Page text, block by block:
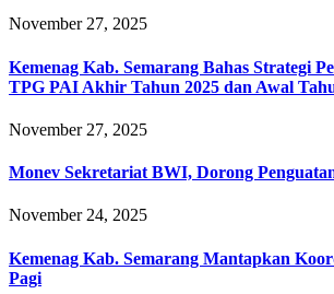
November 27, 2025
Kemenag Kab. Semarang Bahas Strategi
TPG PAI Akhir Tahun 2025 dan Awal
November 27, 2025
Monev Sekretariat BWI, Dorong
November 24, 2025
Kemenag Kab. Semarang Mantapkan
Pagi